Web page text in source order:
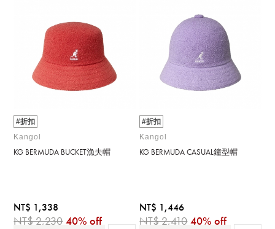
#折扣
Kangol
KG BERMUDA BUCKET漁夫帽
NT$ 1,338
NT$ 2,230 40% off
#折扣
Kangol
KG BERMUDA CASUAL鐘型帽
NT$ 1,446
NT$ 2,410 40% off